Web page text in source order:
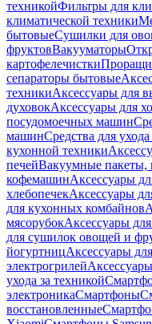
техникойФильтры для
климатической техники
бытовыеСушилки для
фруктовВакууматоры
картофелечистки
сепараторы бытовые
техникиАксессуары для
духовокАксессуары для
посудомоечных машин
машинСредства для
кухонной техники
печейВакуумные пакеты,
кофемашинАксессуары
хлебопечекАксессуары
для кухонных комбайнов
мясорубокАксессуары
для сушилок овощей и
йогуртницАксессуары
электрогрилей
ухода за техникой
электроникаСмартфоны
восстановленные